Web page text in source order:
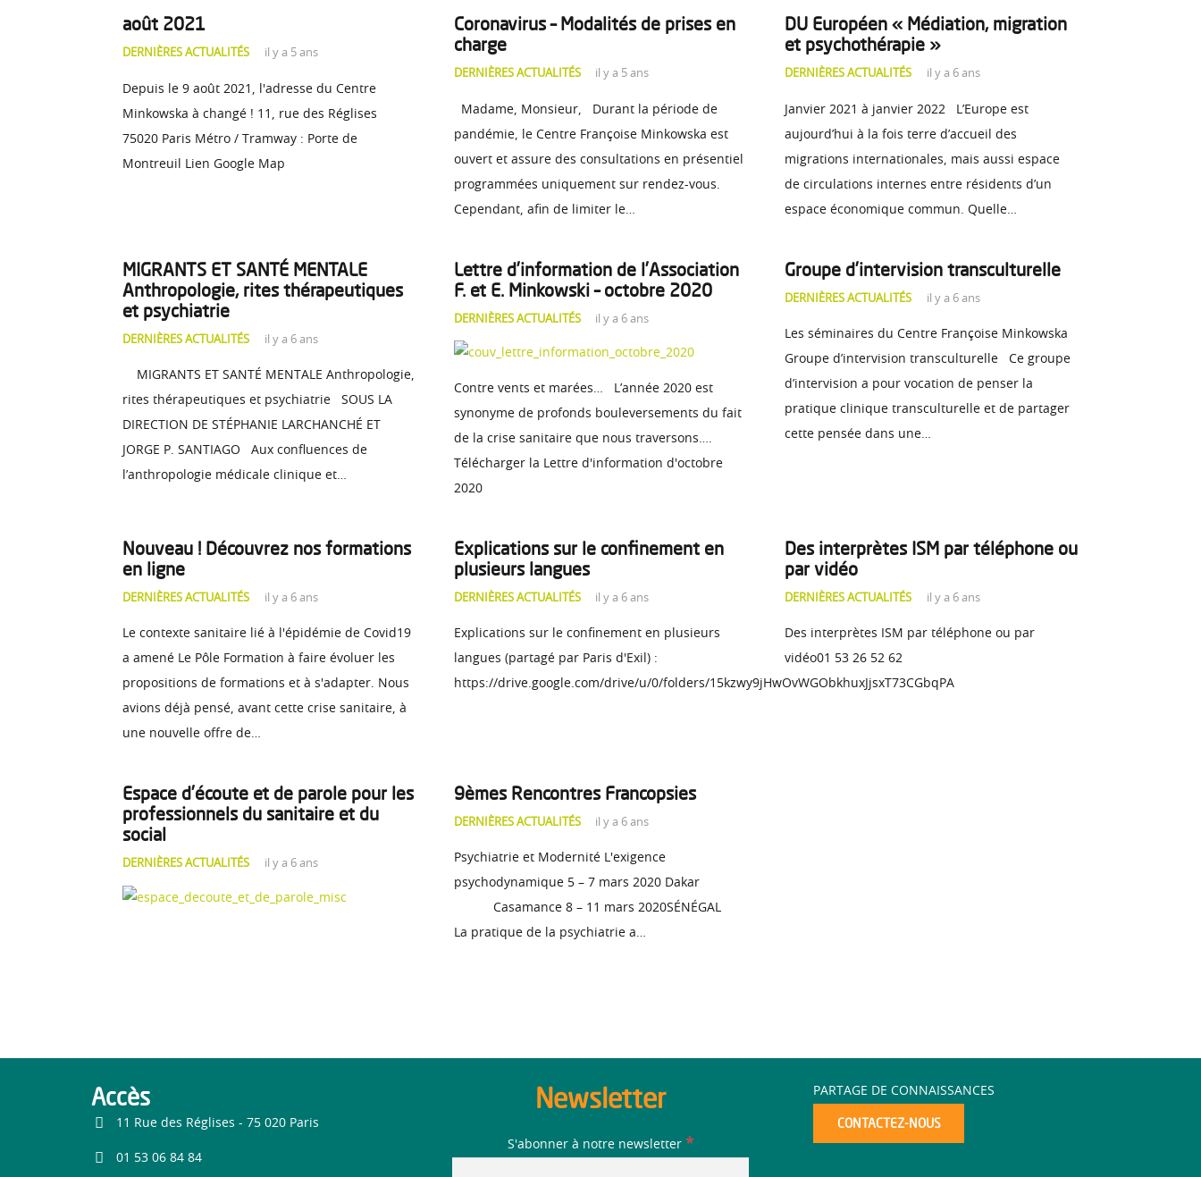
août 2021
DERNIÈRES ACTUALITÉS il y a 5 ans
Depuis le 9 août 2021, l'adresse du Centre
Minkowska à changé ! 11, rue des Réglises
75020 Paris Métro / Tramway : Porte de
Montreuil Lien Google Map
Coronavirus – Modalités de prises en
charge
DERNIÈRES ACTUALITÉS il y a 5 ans
Madame, Monsieur, Durant la période de
pandémie, le Centre Françoise Minkowska est
ouvert et assure des consultations en présentiel
programmées uniquement sur rendez-vous.
Cependant, afin de limiter le…
DU Européen « Médiation, migration
et psychothérapie »
DERNIÈRES ACTUALITÉS il y a 6 ans
Janvier 2021 à janvier 2022 L’Europe est
aujourd’hui à la fois terre d’accueil des
migrations internationales, mais aussi espace
de circulations internes entre résidents d’un
espace économique commun. Quelle…
MIGRANTS ET SANTÉ MENTALE
Anthropologie, rites thérapeutiques
et psychiatrie
DERNIÈRES ACTUALITÉS il y a 6 ans
MIGRANTS ET SANTÉ MENTALE Anthropologie,
rites thérapeutiques et psychiatrie SOUS LA
DIRECTION DE STÉPHANIE LARCHANCHÉ ET
JORGE P. SANTIAGO Aux confluences de
l’anthropologie médicale clinique et…
Lettre d’information de l’Association
F. et E. Minkowski – octobre 2020
DERNIÈRES ACTUALITÉS il y a 6 ans
Contre vents et marées… L’année 2020 est
synonyme de profonds bouleversements du fait
de la crise sanitaire que nous traversons….
Télécharger la Lettre d'information d'octobre
2020
Groupe d’intervision transculturelle
DERNIÈRES ACTUALITÉS il y a 6 ans
Les séminaires du Centre Françoise Minkowska
Groupe d’intervision transculturelle Ce groupe
d’intervision a pour vocation de penser la
pratique clinique transculturelle et de partager
cette pensée dans une…
Nouveau ! Découvrez nos formations
en ligne
DERNIÈRES ACTUALITÉS il y a 6 ans
Le contexte sanitaire lié à l'épidémie de Covid19
a amené Le Pôle Formation à faire évoluer les
propositions de formations et à s'adapter. Nous
avions déjà pensé, avant cette crise sanitaire, à
une nouvelle offre de…
Explications sur le confinement en
plusieurs langues
DERNIÈRES ACTUALITÉS il y a 6 ans
Explications sur le confinement en plusieurs
langues (partagé par Paris d'Exil) :
https://drive.google.com/drive/u/0/folders/15kzwy9jHwOvWGObkhuxJjsxT73CGbqPA
Des interprètes ISM par téléphone ou
par vidéo
DERNIÈRES ACTUALITÉS il y a 6 ans
Des interprètes ISM par téléphone ou par
vidéo01 53 26 52 62
Espace d’écoute et de parole pour les
professionnels du sanitaire et du
social
DERNIÈRES ACTUALITÉS il y a 6 ans
9èmes Rencontres Francopsies
DERNIÈRES ACTUALITÉS il y a 6 ans
Psychiatrie et Modernité L'exigence
psychodynamique 5 – 7 mars 2020 Dakar
Casamance 8 – 11 mars 2020SÉNÉGAL
La pratique de la psychiatrie a…
Accès
11 Rue des Réglises - 75 020 Paris
01 53 06 84 84
Newsletter
S'abonner à notre newsletter *
PARTAGE DE CONNAISSANCES
CONTACTEZ-NOUS